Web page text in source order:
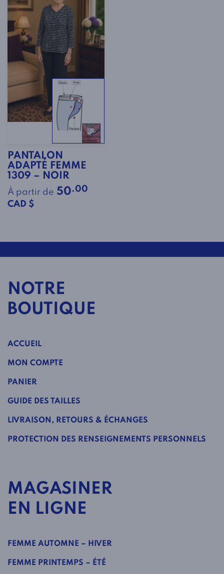
PANTALON
ADAPTÉ FEMME
1309 – NOIR
À partir de 50.00
CAD $
NOTRE
BOUTIQUE
ACCUEIL
MON COMPTE
PANIER
GUIDE DES TAILLES
LIVRAISON, RETOURS & ÉCHANGES
PROTECTION DES RENSEIGNEMENTS PERSONNELS
MAGASINER
EN LIGNE
FEMME AUTOMNE – HIVER
FEMME PRINTEMPS – ÉTÉ